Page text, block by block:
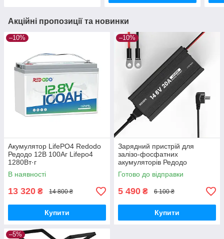
Акційні пропозиції та новинки
–10%
Акумулятор LifePO4 Redodo
Редодо 12В 100Аг Lifepo4
1280Вт·г
В наявності
13 320 ₴ 14 800 ₴
Купити
–10%
Зарядний пристрій для
залізо-фосфатних
акумуляторів Редодо
Redodo14,6В 20A Lifepo4
Готово до відправки
5 490 ₴ 6 100 ₴
Купити
–5%